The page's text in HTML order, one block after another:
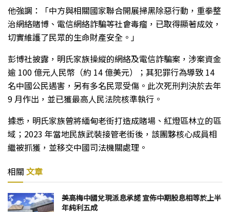
他強調：「中方與相關國家聯合開展掃黑除惡行動，重拳整
治網絡賭博、電信網絡詐騙等社會毒瘤，已取得顯著成效，
切實維護了民眾的生命財產安全。」
彭博社披露，明氏家族操縱的網絡及電信詐騙案，涉案資金
逾 100 億元人民幣（約 14 億美元）；其犯罪行為導致 14
名中國公民遇害，另有多名民眾受傷。此次死刑判決於去年
9 月作出，並已獲最高人民法院核準執行。
據悉，明氏家族曾將緬甸老街打造成賭場、紅燈區林立的區
域；2023 年當地民族武裝接管老街後，該團夥核心成員相
繼被抓獲，並移交中國司法機關處理。
相關 文章
美高梅中國兌現派息承諾 宣佈中期股息相等於上半
年純利五成